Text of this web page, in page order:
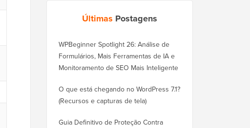
Últimas Postagens
WPBeginner Spotlight 26: Análise de
Formulários, Mais Ferramentas de IA e
Monitoramento de SEO Mais Inteligente
O que está chegando no WordPress 7.1?
(Recursos e capturas de tela)
Guia Definitivo de Proteção Contra